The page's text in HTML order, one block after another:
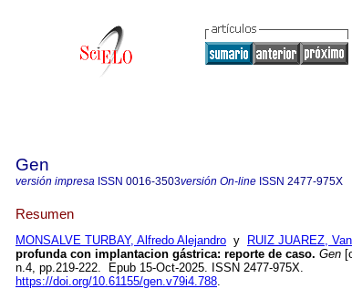
Gen
versión impresa ISSN 0016-3503versión On-line ISSN 2477-975X
Resumen
MONSALVE TURBAY, Alfredo Alejandro y RUIZ JUAREZ,
profunda con implantacion gástrica: reporte de caso. Gen
n.4, pp.219-222. Epub 15-Oct-2025. ISSN 2477-975X.
https://doi.org/10.61155/gen.v79i4.788.